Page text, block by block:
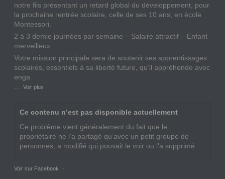
notre fils présentant un retard global du développement, pour
la prochaine rentrée scolaire, celle de ses 10 ans, en école
Montessori.
2 à 3 demie journées par semaine – Salaire attractif – Enfant
merveilleux.
Votre mission principale sera de soutenir ses apprentissages
scolaires, essentiels à sa liberté future, qu’il appréhende avec
enga
…Voir plus
Ce contenu n’est pas disponible actuellement
Ce problème vient généralement du fait que le
propriétaire ne l’a partagé qu’avec un petit groupe de
personnes, a modifié qui pouvait le voir ou l’a supprimé.
Voir sur Facebook ·